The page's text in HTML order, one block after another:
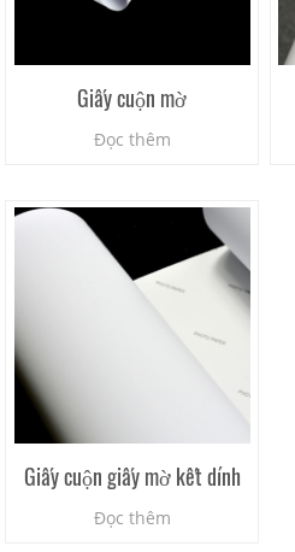
Giấy cuộn mờ
Đọc thêm
Giấy cuộn giấy mờ kết dính
Đọc thêm